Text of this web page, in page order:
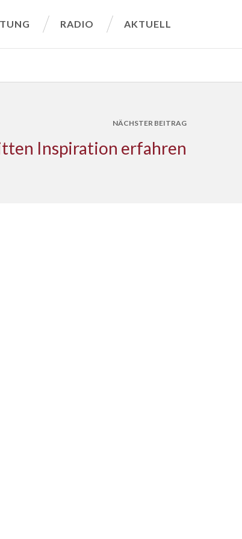
RADIO AKTUELL
NÄCHSTER BEITRAG
Inspiration erfahren